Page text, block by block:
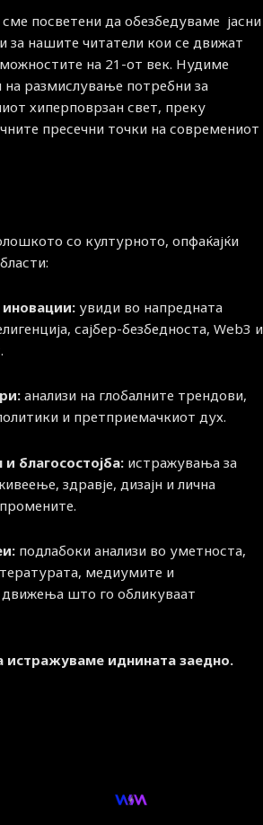
сме посветени да обезбедуваме јасни
за нашите читатели кои се движат
на 21-от век. Нудиме
на размислување потребни за
хиперповрзан свет, преку
пресечни точки на современиот
со културното, опфаќајќи
иновации: увиди во напредната
сајбер-безбедноста, Web3 и
анализи на глобалните трендови,
и претприемачкиот дух.
благосостојба: истражувања за
здравје, дизајн и лична
подлабоки анализи во уметноста,
медиумите и
што го обликуваат
истражуваме иднината заедно.